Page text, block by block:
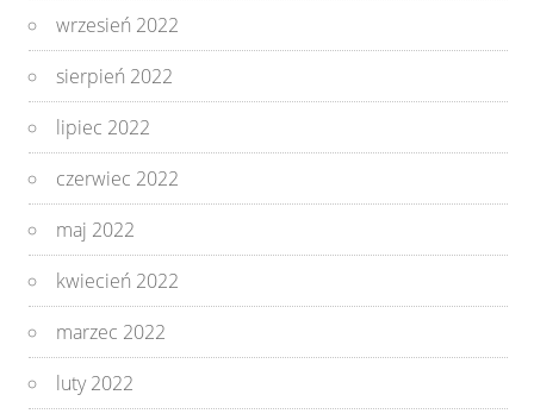
wrzesień 2022
sierpień 2022
lipiec 2022
czerwiec 2022
maj 2022
kwiecień 2022
marzec 2022
luty 2022